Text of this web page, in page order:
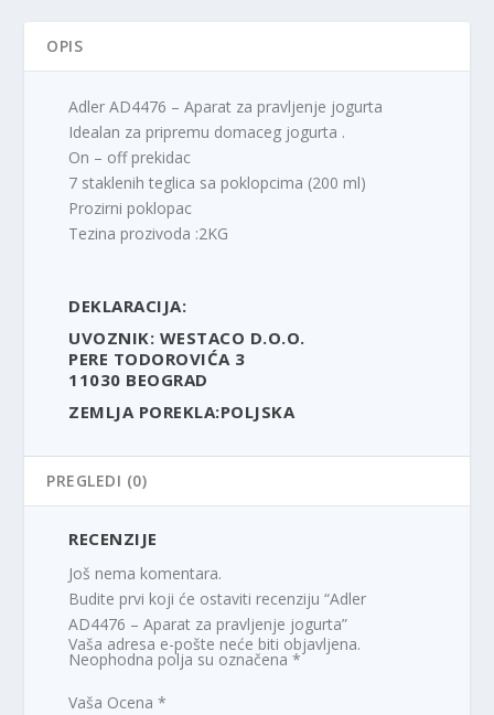
OPIS
Adler AD4476 – Aparat za pravljenje jogurta
Idealan za pripremu domaceg jogurta .
On – off prekidac
7 staklenih teglica sa poklopcima (200 ml)
Prozirni poklopac
Tezina prozivoda :2KG
DEKLARACIJA:
UVOZNIK: WESTACO D.O.O.
PERE TODOROVIĆA 3
11030 BEOGRAD
ZEMLJA POREKLA:POLJSKA
PREGLEDI (0)
RECENZIJE
Još nema komentara.
Budite prvi koji će ostaviti recenziju “Adler
AD4476 – Aparat za pravljenje jogurta”
Vaša adresa e-pošte neće biti objavljena.
Neophodna polja su označena*
Vaša Ocena*